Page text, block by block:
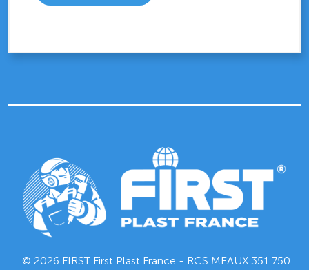
© 2026 FIRST First Plast France - RCS MEAUX 351 750